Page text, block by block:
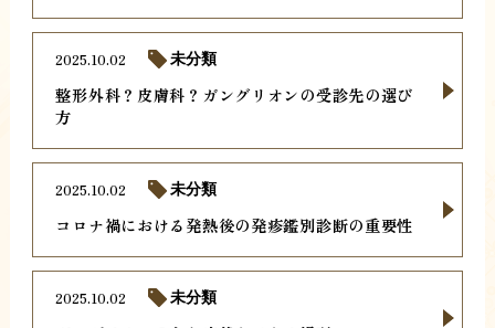
整形外科？皮膚科？ガングリオンの受診先の選び
方
2025.10.02 未分類
コロナ禍における発熱後の発疹鑑別診断の重要性
2025.10.02 未分類
2025.10.02 未分類